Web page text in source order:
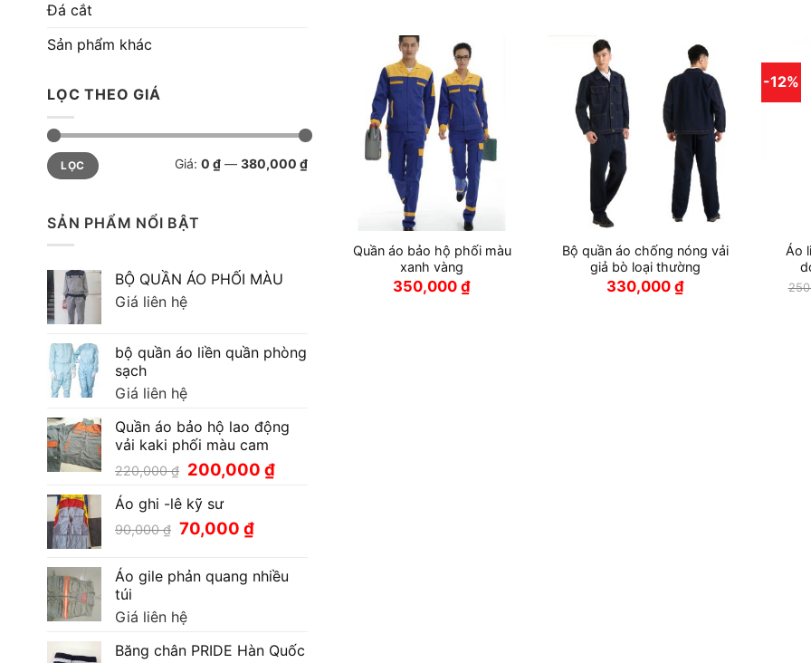
Đá cắt
Sản phẩm khác
LỌC THEO GIÁ
Giá
thấp
nhất
Giá
cao
nhất
LỌC Giá: 0 ₫— 380,000 ₫
SẢN PHẨM NỔI BẬT
BỘ QUẦN ÁO PHỐI MÀU
Giá liên hệ
bộ quần áo liền quần phòng
sạch
Giá liên hệ
Quần áo bảo hộ lao động
vải kaki phối màu cam
220,000₫ Giá
là:
220,000 ₫.
200,000₫Giá
Áo ghi -lê kỹ sư
90,000₫ Giá
90,000 ₫.
70,000₫Giá
là:
Áo gile phản quang nhiều
túi
Giá liên hệ
Băng chân PRIDE Hàn Quốc
Quần áo bảo hộ phối màu
xanh vàng
350,000₫
Bộ quần áo chống nóng vải
giả bò loại thường
330,000 ₫
-12%
Áo